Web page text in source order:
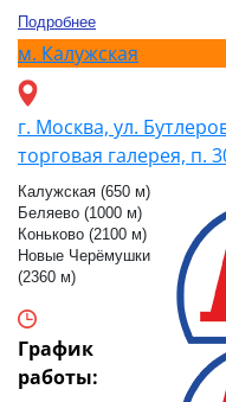
Подробнее
м. Калужская
г. Москва, ул.
торговая галерея, п.
Калужская (650 м)
Беляево (1000 м)
Коньково (2100 м)
Новые Черёмушки
(2360 м)
График
работы: